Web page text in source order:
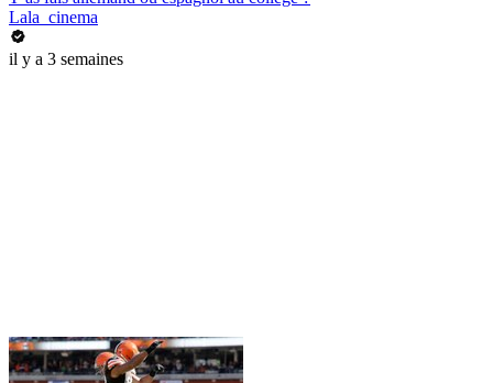
Lala_cinema
il y a 3 semaines